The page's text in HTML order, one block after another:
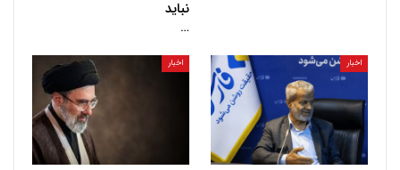
نباید
…
اخبار اخبار